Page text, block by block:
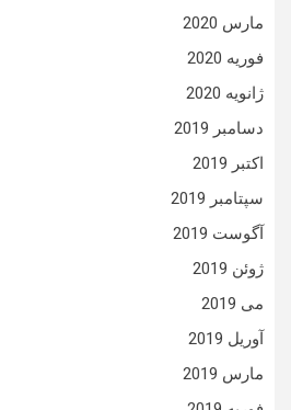
مارس 2020
فوریه 2020
ژانویه 2020
دسامبر 2019
اکتبر 2019
سپتامبر 2019
آگوست 2019
ژوئن 2019
می 2019
آوریل 2019
مارس 2019